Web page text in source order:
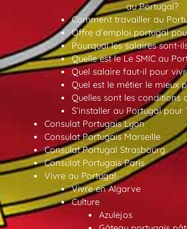
au Portugal?
Comment travailler au
Offre d’emploi portugal
Pourquoi les salaires sont-
Quelle est le Le SMIC au
Quel salaire faut-il pour
Quel est le métier le mieux
Quelles sont les conditions
S’installer au Portugal pour
Consulat Portugais Lyon
Consulat Portugais Marseille
Consulat Portugal Strasbourg
Consulat Portugais Paris
Vivre au Portugal
Vivre en Algarve
Culture
Azulejos